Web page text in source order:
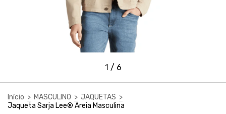
1 / 6
Início > MASCULINO > JAQUETAS >
Jaqueta Sarja Lee® Areia Masculina